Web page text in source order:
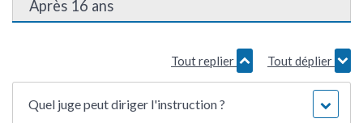
Après 16 ans
Tout replier Tout déplier
Quel juge peut diriger l'instruction ?